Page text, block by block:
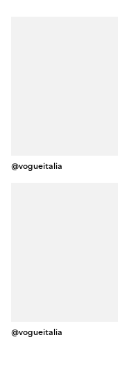
@vogueitalia
@vogueitalia